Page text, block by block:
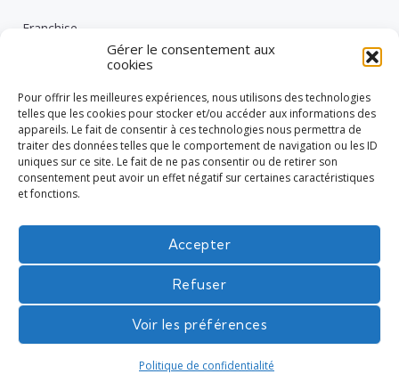
Gérer le consentement aux
cookies
Pour offrir les meilleures expériences, nous utilisons des technologies
telles que les cookies pour stocker et/ou accéder aux informations des
appareils. Le fait de consentir à ces technologies nous permettra de
traiter des données telles que le comportement de navigation ou les ID
uniques sur ce site. Le fait de ne pas consentir ou de retirer son
consentement peut avoir un effet négatif sur certaines caractéristiques
et fonctions.
Accepter
Refuser
Voir les préférences
Politique de confidentialité
Franchise
Intérimaire
Nos engagements RSE
Vie de groupe
Réglementation
Tech
L'intérim en toute confiance